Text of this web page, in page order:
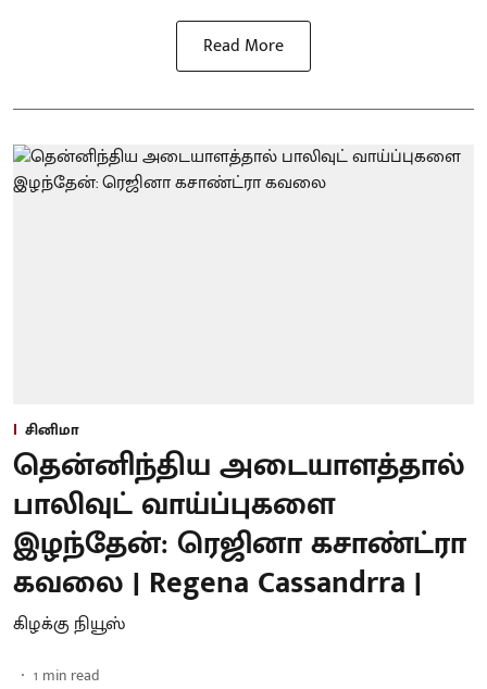
Read More
சினிமா
தென்னிந்திய அடையாளத்தால்
பாலிவுட் வாய்ப்புகளை
இழந்தேன்: ரெஜினா கசாண்ட்ரா
கவலை | Regena Cassandrra |
கிழக்கு நியூஸ்
1 min read